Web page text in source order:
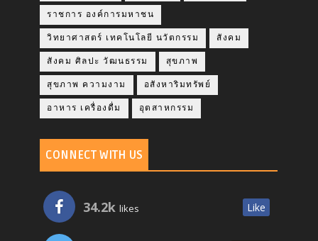
ราชการ องค์การมหาชน
วิทยาศาสตร์ เทคโนโลยี นวัตกรรม สังคม
สังคม ศิลปะ วัฒนธรรม สุขภาพ
สุขภาพ ความงาม อสังหาริมทรัพย์
อาหาร เครื่องดื่ม อุตสาหกรรม
CONNECT WITH US
34.2k likes Like